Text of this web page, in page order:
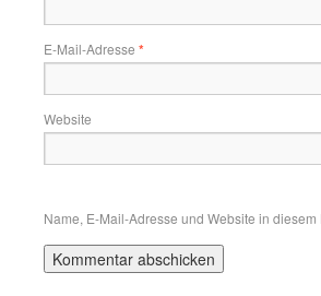
E-Mail-Adresse *
Website
Name, E-Mail-Adresse und Website in